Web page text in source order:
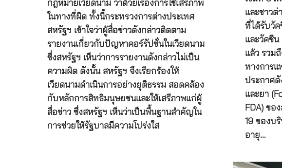
กฎหมายเวียดนาม ว่าด้วยเรื่องการใช้เสรีภาพ
ในทางที่ผิด ทั้งนี้กระทรวงการต่างประเทศ
สหรัฐฯ เข้าใจว่าผู้สื่อข่าวดังกล่าวติดตาม
รายงานเกี่ยวกับปัญหาคอร์รัปชั่นในเวียดนาม
ซึ่งสหรัฐฯ เห็นว่าการรายงานดังกล่าวไม่เป็น
ความผิด ดังนั้น สหรัฐฯ จึงเรียกร้องให้
เวียดนามดำเนินการอย่างยุติธรรม สอดคล้อง
กับหลักการสิทธิมนุษยชนและให้เสรีภาพแก่ผู้
สื่อข่าว ซึ่งสหรัฐฯ เห็นว่าเป็นพื้นฐานสำคัญใน
การช่วยให้รัฐบาลมีความโปร่งใส
และชาวต่
ที่ได้รับวัค
และวัคซีน
แล้ว รวม
ทางการ
ประกาศดั
และยา
FDA) ขอ
19 ของบ
อายุ…